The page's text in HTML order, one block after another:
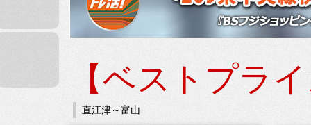
【ベストプラ
直江津～富山